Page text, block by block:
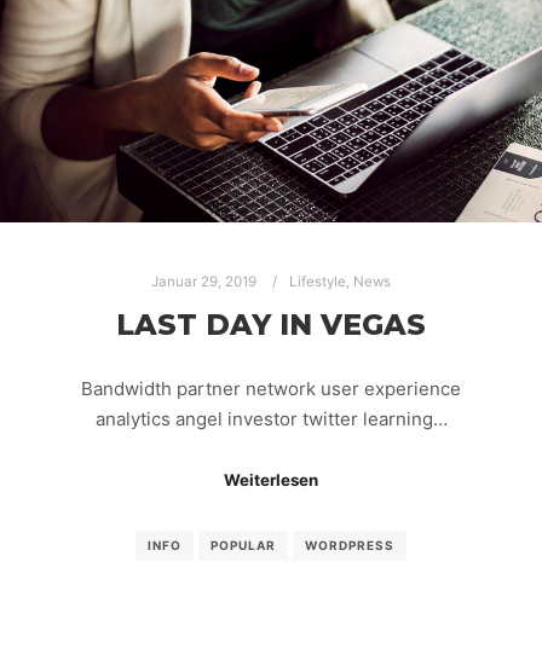
Januar 29, 2019 Lifestyle News
LAST DAY IN VEGAS
Bandwidth partner network user experience
analytics angel investor twitter learning…
Weiterlesen
INFO POPULAR WORDPRESS